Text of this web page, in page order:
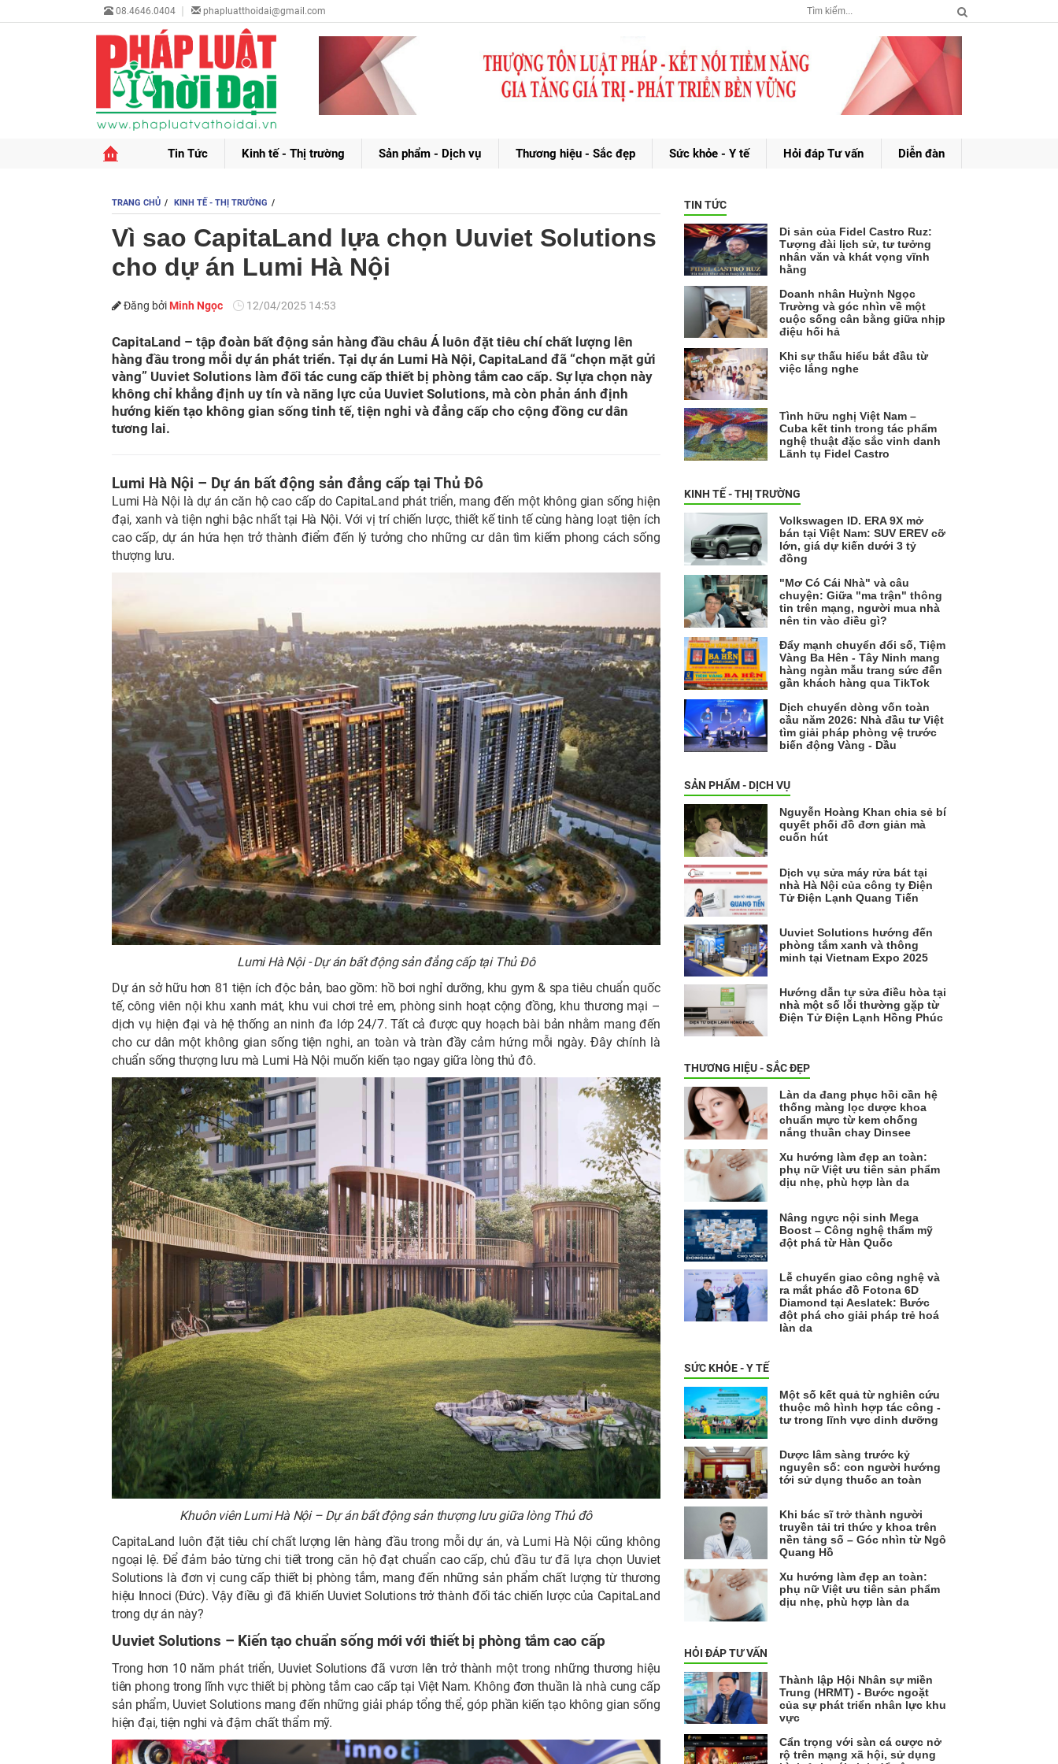
08.4646.0404 phapluatthoidai@gmail.com
Tin Tức Kinh tế - Thị trường Sản phẩm - Dịch vụ Thương hiệu - Sắc đẹp Sức khỏe - Y tế Hỏi đáp Tư vấn Diễn đàn
TRANG CHỦ KINH TẾ - THỊ TRƯỜNG
Vì sao CapitaLand lựa chọn Uuviet Solutions
cho dự án Lumi Hà Nội
Đăng bởi Minh Ngọc 12/04/2025 14:53
CapitaLand – tập đoàn bất động sản hàng đầu châu Á luôn đặt tiêu chí chất lượng lên
hàng đầu trong mỗi dự án phát triển. Tại dự án Lumi Hà Nội, CapitaLand đã “chọn mặt gửi
vàng” Uuviet Solutions làm đối tác cung cấp thiết bị phòng tắm cao cấp. Sự lựa chọn này
không chỉ khẳng định uy tín và năng lực của Uuviet Solutions, mà còn phản ánh định
hướng kiến tạo không gian sống tinh tế, tiện nghi và đẳng cấp cho cộng đồng cư dân
tương lai.
Lumi Hà Nội – Dự án bất động sản đẳng cấp tại Thủ Đô
Lumi Hà Nội là dự án căn hộ cao cấp do CapitaLand phát triển, mang đến một không gian sống hiện
đại, xanh và tiện nghi bậc nhất tại Hà Nội. Với vị trí chiến lược, thiết kế tinh tế cùng hàng loạt tiện ích
cao cấp, dự án hứa hẹn trở thành điểm đến lý tưởng cho những cư dân tìm kiếm phong cách sống
thượng lưu.
Lumi Hà Nội - Dự án bất động sản đẳng cấp tại Thủ Đô
Dự án sở hữu hơn 81 tiện ích độc bản, bao gồm: hồ bơi nghỉ dưỡng, khu gym & spa tiêu chuẩn quốc
tế, công viên nội khu xanh mát, khu vui chơi trẻ em, phòng sinh hoạt cộng đồng, khu thương mại –
dịch vụ hiện đại và hệ thống an ninh đa lớp 24/7. Tất cả được quy hoạch bài bản nhằm mang đến
cho cư dân một không gian sống tiện nghi, an toàn và tràn đầy cảm hứng mỗi ngày. Đây chính là
chuẩn sống thượng lưu mà Lumi Hà Nội muốn kiến tạo ngay giữa lòng thủ đô.
Khuôn viên Lumi Hà Nội – Dự án bất động sản thượng lưu giữa lòng Thủ đô
CapitaLand luôn đặt tiêu chí chất lượng lên hàng đầu trong mỗi dự án, và Lumi Hà Nội cũng không
ngoại lệ. Để đảm bảo từng chi tiết trong căn hộ đạt chuẩn cao cấp, chủ đầu tư đã lựa chọn Uuviet
Solutions là đơn vị cung cấp thiết bị phòng tắm, mang đến những sản phẩm chất lượng từ thương
hiệu Innoci (Đức). Vậy điều gì đã khiến Uuviet Solutions trở thành đối tác chiến lược của CapitaLand
trong dự án này?
Uuviet Solutions – Kiến tạo chuẩn sống mới với thiết bị phòng tắm cao cấp
Trong hơn 10 năm phát triển, Uuviet Solutions đã vươn lên trở thành một trong những thương hiệu
tiên phong trong lĩnh vực thiết bị phòng tắm cao cấp tại Việt Nam. Không đơn thuần là nhà cung cấp
sản phẩm, Uuviet Solutions mang đến những giải pháp tổng thể, góp phần kiến tạo không gian sống
hiện đại, tiện nghi và đậm chất thẩm mỹ.
TIN TỨC
Di sản của Fidel Castro Ruz:
Tượng đài lịch sử, tư tưởng
nhân văn và khát vọng vĩnh
hằng
Doanh nhân Huỳnh Ngọc
Trường và góc nhìn về một
cuộc sống cân bằng giữa nhịp
điệu hối hả
Khi sự thấu hiểu bắt đầu từ
việc lắng nghe
Tình hữu nghị Việt Nam –
Cuba kết tinh trong tác phẩm
nghệ thuật đặc sắc vinh danh
Lãnh tụ Fidel Castro
KINH TẾ - THỊ TRƯỜNG
Volkswagen ID. ERA 9X mở
bán tại Việt Nam: SUV EREV cỡ
lớn, giá dự kiến dưới 3 tỷ
đồng
"Mơ Có Cái Nhà" và câu
chuyện: Giữa "ma trận" thông
tin trên mạng, người mua nhà
nên tin vào điều gì?
Đẩy mạnh chuyển đổi số, Tiệm
Vàng Ba Hên - Tây Ninh mang
hàng ngàn mẫu trang sức đến
gần khách hàng qua TikTok
Dịch chuyển dòng vốn toàn
cầu năm 2026: Nhà đầu tư Việt
tìm giải pháp phòng vệ trước
biến động Vàng - Dầu
SẢN PHẨM - DỊCH VỤ
Nguyễn Hoàng Khan chia sẻ bí
quyết phối đồ đơn giản mà
cuốn hút
Dịch vụ sửa máy rửa bát tại
nhà Hà Nội của công ty Điện
Tử Điện Lạnh Quang Tiến
Uuviet Solutions hướng đến
phòng tắm xanh và thông
minh tại Vietnam Expo 2025
Hướng dẫn tự sửa điều hòa tại
nhà một số lỗi thường gặp từ
Điện Tử Điện Lạnh Hồng Phúc
THƯƠNG HIỆU - SẮC ĐẸP
Làn da đang phục hồi cần hệ
thống màng lọc dược khoa
chuẩn mực từ kem chống
nắng thuần chay Dinsee
Xu hướng làm đẹp an toàn:
phụ nữ Việt ưu tiên sản phẩm
dịu nhẹ, phù hợp làn da
Nâng ngực nội sinh Mega
Boost – Công nghệ thẩm mỹ
đột phá từ Hàn Quốc
Lễ chuyển giao công nghệ và
ra mắt phác đồ Fotona 6D
Diamond tại Aeslatek: Bước
đột phá cho giải pháp trẻ hoá
làn da
SỨC KHỎE - Y TẾ
Một số kết quả từ nghiên cứu
thuộc mô hình hợp tác công -
tư trong lĩnh vực dinh dưỡng
Dược lâm sàng trước kỷ
nguyên số: con người hướng
tới sử dụng thuốc an toàn
Khi bác sĩ trở thành người
truyền tải tri thức y khoa trên
nền tảng số – Góc nhìn từ Ngô
Quang Hồ
Xu hướng làm đẹp an toàn:
phụ nữ Việt ưu tiên sản phẩm
dịu nhẹ, phù hợp làn da
HỎI ĐÁP TƯ VẤN
Thành lập Hội Nhân sự miền
Trung (HRMT) - Bước ngoặt
của sự phát triển nhân lực khu
vực
Cẩn trọng với sàn cá cược nở
rộ trên mạng xã hội, sử dụng